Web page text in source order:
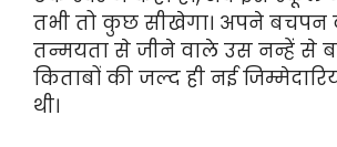
तभी तो कुछ सीखेगा। अपने बचपन
तन्मयता से जीने वाले उस नन्हें से
किताबों की जल्द ही नई
थी।